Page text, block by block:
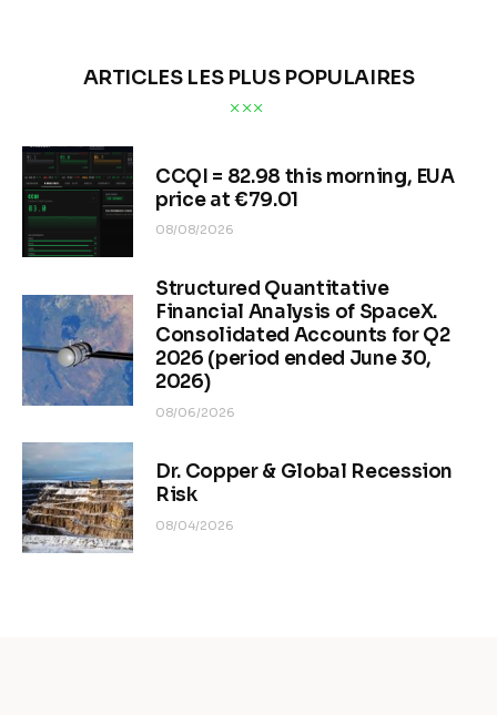
ARTICLES LES PLUS POPULAIRES
CCQI = 82.98 this morning, EUA
price at €79.01
08/08/2026
Structured Quantitative
Financial Analysis of SpaceX.
Consolidated Accounts for Q2
2026 (period ended June 30,
2026)
08/06/2026
Dr. Copper & Global Recession
Risk
08/04/2026